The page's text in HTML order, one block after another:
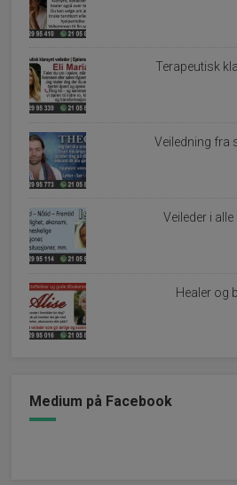
Terapeutisk
Veiledning fra
Veileder i
Healer og
Medium på Facebook